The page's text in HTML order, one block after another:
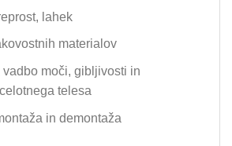
lahek
materialov
moči, gibljivosti in
telesa
in demontaža